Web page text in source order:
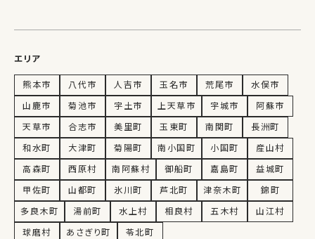
エリア
熊本市 八代市 人吉市 玉名市 荒尾市
水俣市
山鹿市
菊池市 宇土市 上天草市 宇城市
阿蘇市
天草市
合志市 美里町 玉東町 南関町
長洲町
和水町
大津町 菊陽町 南小国町 小国町
産山村
高森町
西原村 南阿蘇村 御船町 嘉島町
益城町
甲佐町
山都町 氷川町 芦北町 津奈木町
錦町
多良木町
湯前町 水上村 相良村 五木村
山江村
球磨村
あさぎり町 苓北町